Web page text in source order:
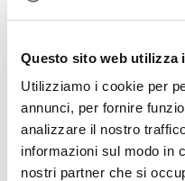
Questo sito web utilizza
Utilizziamo i cookie per
annunci, per fornire
analizzare il nostro
informazioni sul modo in
nostri partner che si
Women Network
L’evento cerca di
maggiormente il
ambienti di lavoro,
cui domina ancora